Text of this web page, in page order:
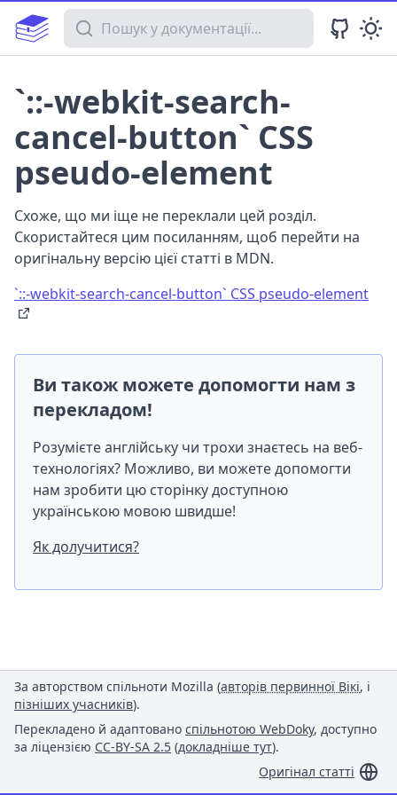
Пошук у документації
`::-webkit-search-
cancel-button` CSS
pseudo-element
Схоже, що ми іще не переклали цей розділ.
Скористайтеся цим посиланням, щоб перейти на
оригінальну версію цієї статті в MDN.
`::-webkit-search-cancel-button` CSS pseudo-element
Ви також можете допомогти нам з
перекладом!
Розумієте англійську чи трохи знаєтесь на веб-
технологіях? Можливо, ви можете допомогти
нам зробити цю сторінку доступною
українською мовою швидше!
Як долучитися?
За авторством спільноти Mozilla (авторів первинної Вікі, і
пізніших учасників).
Перекладено й адаптовано спільнотою WebDoky, доступно
за ліцензією CC-BY-SA 2.5 (докладніше тут).
Оригінал статті